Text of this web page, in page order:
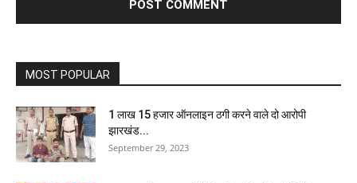
MOST POPULAR
1 लाख 15 हजार ऑनलाइन ठगी करने वाले दो आरोपी
झारखंड...
September 29, 2023